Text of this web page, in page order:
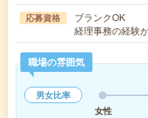
応募資格
ブランクOK
経理事務の経験
職場の雰囲気
男女比率
女性